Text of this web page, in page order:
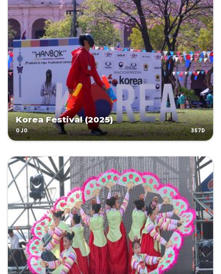
Korea Festival (2025)
OJO 357D